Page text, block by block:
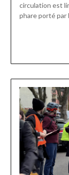
circulation est
phare porté par